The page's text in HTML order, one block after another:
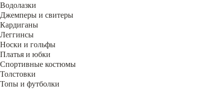
Водолазки
Джемперы и свитеры
Кардиганы
Леггинсы
Носки и гольфы
Платья и юбки
Спортивные костюмы
Толстовки
Топы и футболки